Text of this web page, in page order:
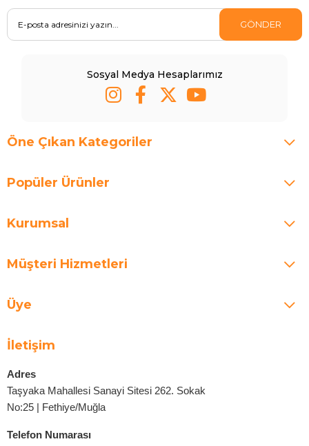
GÖNDER
Sosyal Medya Hesaplarımız
Öne Çıkan Kategoriler
Popüler Ürünler
Kurumsal
Müşteri Hizmetleri
Üye
İletişim
Adres
Taşyaka Mahallesi Sanayi Sitesi 262. Sokak
No:25 | Fethiye/Muğla
Telefon Numarası